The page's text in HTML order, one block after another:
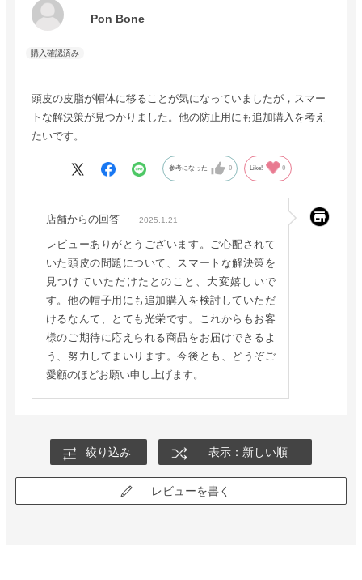
Pon Bone
頭皮の皮脂が帽体に移ることが気になっていましたが，スマー
トな解決策が見つかりました。他の防止用にも追加購入を考え
たいです。
参考になった 0 Like! 0
店舗からの回答 2025.1.21
レビューありがとうございます。ご心配されて
いた頭皮の問題について、スマートな解決策を
見つけていただけたとのこと、大変嬉しいで
す。他の帽子用にも追加購入を検討していただ
けるなんて、とても光栄です。これからもお客
様のご期待に応えられる商品をお届けできるよ
う、努力してまいります。今後とも、どうぞご
愛顧のほどお願い申し上げます。
絞り込み 表示：新しい順
レビューを書く